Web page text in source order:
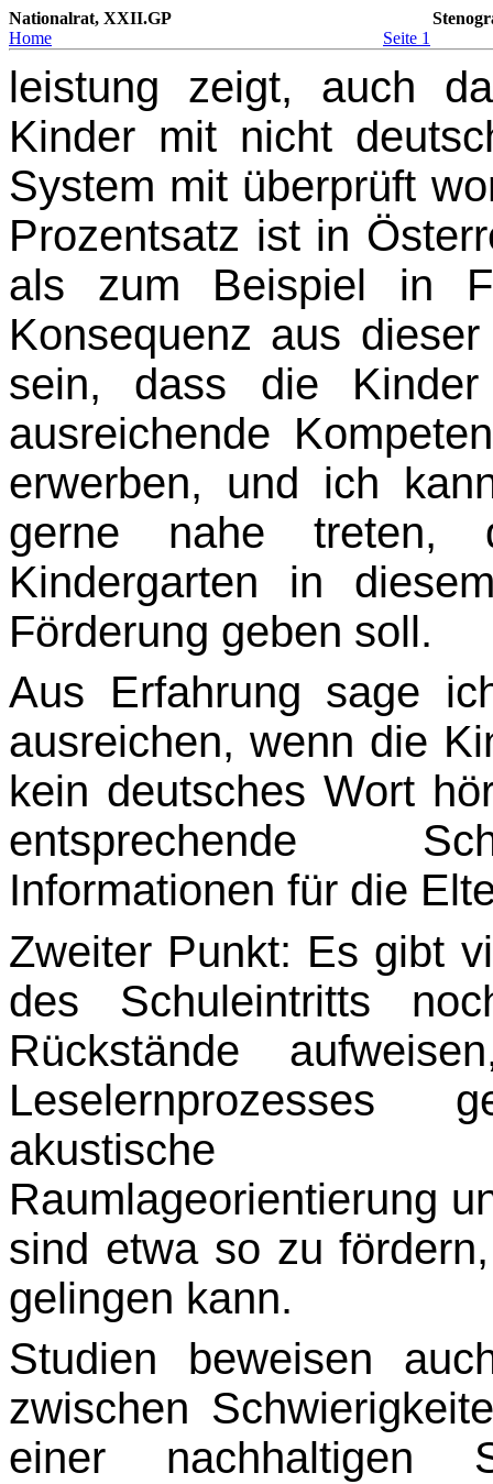
Nationalrat, XXII.GP
Home
Seite 1
leistung zeigt, auch
Kinder mit nicht
System mit überprüft
Prozentsatz ist in
als zum Beispiel in
Konsequenz aus
sein, dass die
ausreichende
erwerben, und ich
gerne nahe
Kindergarten in
Förderung geben soll.
Aus Erfahrung sage
ausreichen, wenn die
kein deutsches Wort
entspre­chende
Informationen für die
Zweiter Punkt: Es gibt
des Schuleintritts
Rückstände
Leselernprozesses
akustische
Raumlageorientierung
sind etwa so zu
gelingen kann.
Studien beweisen
zwischen
einer nachhaltigen